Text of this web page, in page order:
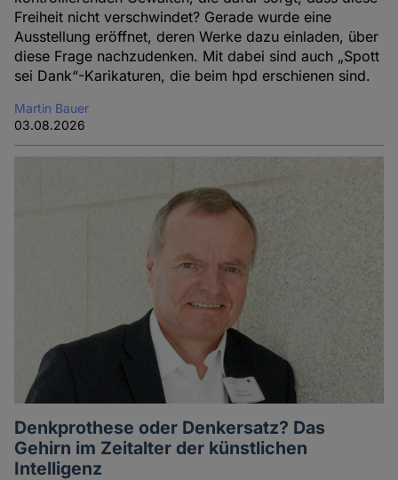
Freiheit nicht verschwindet? Gerade wurde eine
Ausstellung eröffnet, deren Werke dazu einladen, über
diese Frage nachzudenken. Mit dabei sind auch „Spott
sei Dank“-Karikaturen, die beim hpd erschienen sind.
Martin Bauer
03.08.2026
Denkprothese oder Denkersatz? Das
Gehirn im Zeitalter der künstlichen
Intelligenz